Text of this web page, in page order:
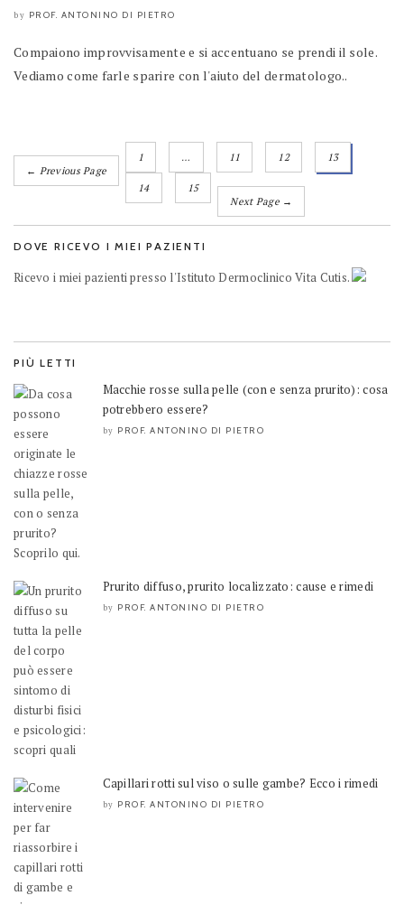
by PROF. ANTONINO DI PIETRO
Compaiono improvvisamente e si accentuano se prendi il sole.
Vediamo come farle sparire con l'aiuto del dermatologo..
← Previous Page
1 … 11 12 13
14
15
Next Page →
DOVE RICEVO I MIEI PAZIENTI
Ricevo i miei pazienti presso l'Istituto Dermoclinico Vita Cutis.
PIÙ LETTI
Macchie rosse sulla pelle (con e senza prurito): cosa
potrebbero essere?
by PROF. ANTONINO DI PIETRO
Prurito diffuso, prurito localizzato: cause e rimedi
by PROF. ANTONINO DI PIETRO
Capillari rotti sul viso o sulle gambe? Ecco i rimedi
by PROF. ANTONINO DI PIETRO